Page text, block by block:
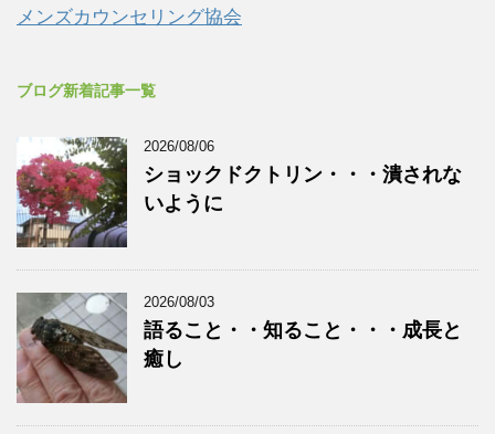
メンズカウンセリング協会
ブログ新着記事一覧
2026/08/06
ショックドクトリン・・・潰されな
いように
2026/08/03
語ること・・知ること・・・成長と
癒し